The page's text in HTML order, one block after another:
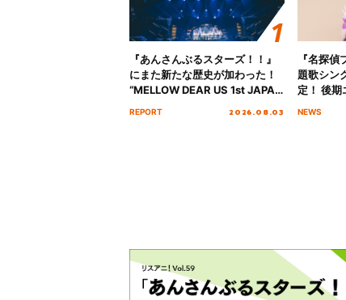
『あんさんぶるスターズ！！』
にまた新たな歴史が加わった！
“MELLOW DEAR US 1st JAPAN
REPORT 2026.08.03
『名探
題歌シン
定！ 後期
NEWS